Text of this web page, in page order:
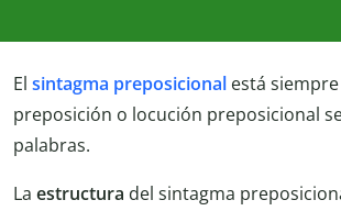
El sintagma preposicional está
preposición o locución preposicional
palabras.
La estructura del sintagma